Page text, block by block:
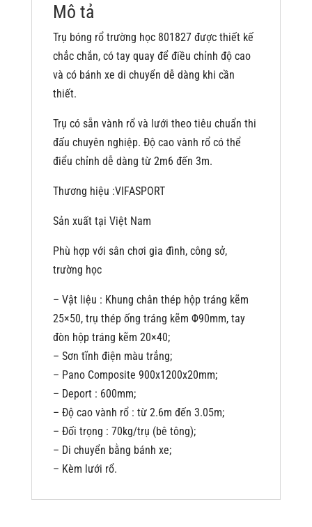
Mô tả
Trụ bóng rổ trường học 801827 được thiết kế
chắc chắn, có tay quay để điều chỉnh độ cao
và có bánh xe di chuyển dễ dàng khi cần
thiết.
Trụ có sẵn vành rổ và lưới theo tiêu chuẩn thi
đấu chuyên nghiệp. Độ cao vành rổ có thể
điểu chỉnh dễ dàng từ 2m6 đến 3m.
Thương hiệu :VIFASPORT
Sản xuất tại Việt Nam
Phù hợp với sân chơi gia đình, công sở,
trường học
– Vật liệu : Khung chân thép hộp tráng kẽm
25×50, trụ thép ống tráng kẽm Φ90mm, tay
đòn hộp tráng kẽm 20×40;
– Sơn tĩnh điện màu trắng;
– Pano Composite 900x1200x20mm;
– Deport : 600mm;
– Độ cao vành rổ : từ 2.6m đến 3.05m;
– Đối trọng : 70kg/trụ (bê tông);
– Di chuyển bằng bánh xe;
– Kèm lưới rổ.